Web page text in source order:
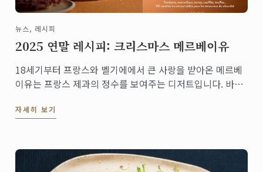
뉴스, 레시피
2025 연말 레시피: 크리스마스 메르베이유
18세기부터 프랑스와 벨기에에서 큰 사랑을 받아온 메르베
이유는 프랑스 제과의 정수를 보여주는 디저트입니다. 바삭
을 장식한 다크 초콜릿 쉐이빙이 어우러져 가벼우면서도 깊
자세히 보기